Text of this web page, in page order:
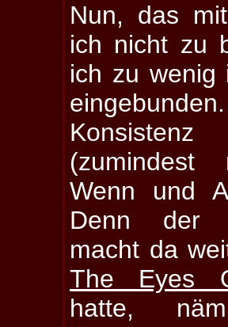
Nun, das
ich nicht zu
ich zu wenig
(zumindest
Wenn und
Denn der
macht da
The Eyes
hatte,